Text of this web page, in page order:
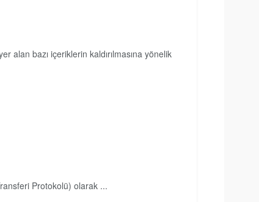
bazı içeriklerin kaldırılmasına yönelik
Protokolü) olarak ...